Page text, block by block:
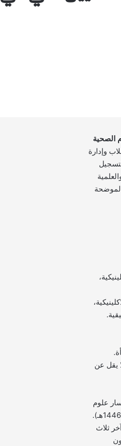
الصحية
وإدارة
والعلمية
يقل عن
علوم
ثلاث
وتكون